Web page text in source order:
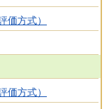
価方式）
価方式）